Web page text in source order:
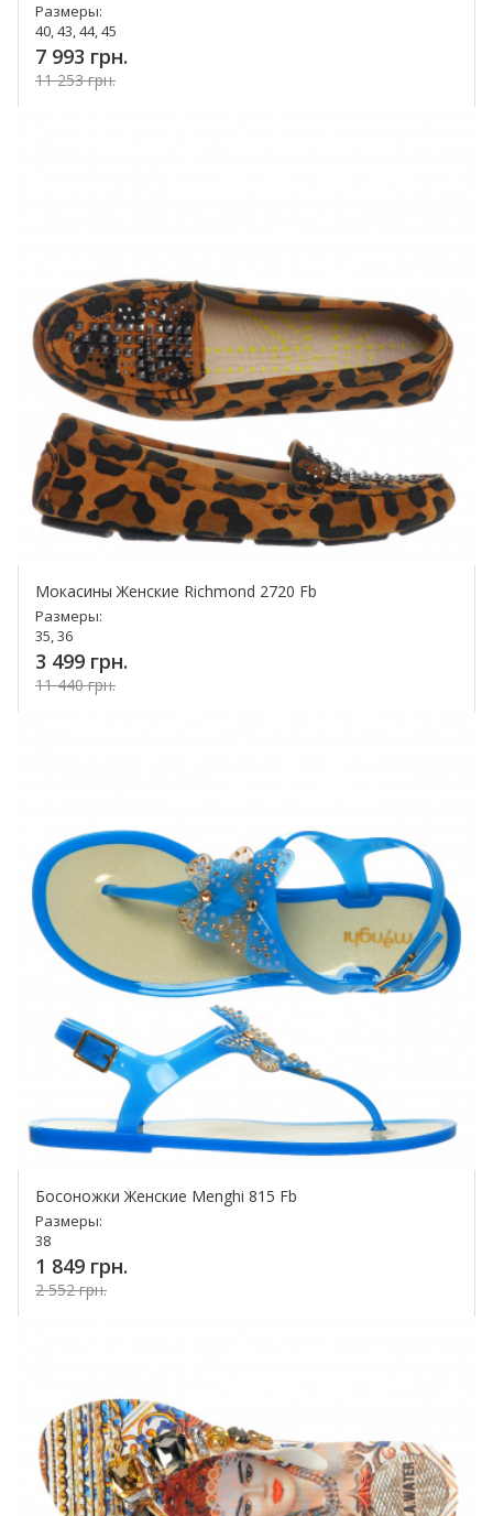
Размеры:
40, 43, 44, 45
7 993 грн.
11 253 грн.
Мокасины Женские Richmond 2720 Fb
Размеры:
35, 36
3 499 грн.
11 440 грн.
Босоножки Женские Menghi 815 Fb
Размеры:
38
1 849 грн.
2 552 грн.